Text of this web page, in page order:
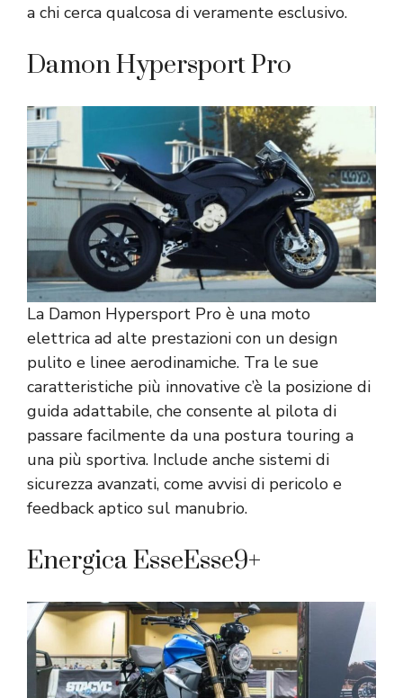
a chi cerca qualcosa di veramente esclusivo.
Damon Hypersport Pro
La Damon Hypersport Pro è una moto
elettrica ad alte prestazioni con un design
pulito e linee aerodinamiche. Tra le sue
caratteristiche più innovative c’è la posizione di
guida adattabile, che consente al pilota di
passare facilmente da una postura touring a
una più sportiva. Include anche sistemi di
sicurezza avanzati, come avvisi di pericolo e
feedback aptico sul manubrio.
Energica EsseEsse9+